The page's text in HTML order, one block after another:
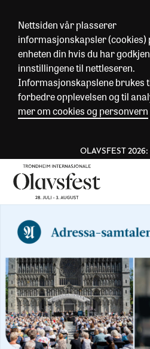
Nettsiden vår plasserer
informasjonskapsler (cookies)
enheten din hvis du har
innstillingene til nettleseren.
Informasjonskapslene brukes
forbedre opplevelsen og til
mer om cookies og personvern
OLAVSFEST